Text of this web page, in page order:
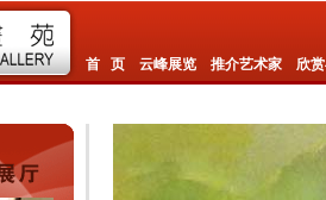
首 页 云峰展览 推介艺术家 欣